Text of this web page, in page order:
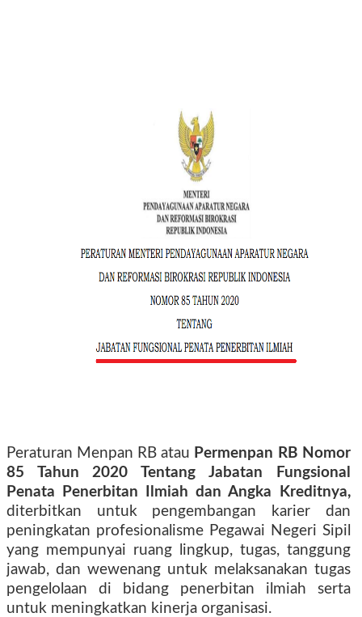
Peraturan Menpan RB atau Permenpan RB Nomor
85 Tahun 2020 Tentang Jabatan Fungsional
Penata Penerbitan Ilmiah dan Angka Kreditnya,
diterbitkan untuk pengembangan karier dan
peningkatan profesionalisme Pegawai Negeri Sipil
yang mempunyai ruang lingkup, tugas, tanggung
jawab, dan wewenang untuk melaksanakan tugas
pengelolaan di bidang penerbitan ilmiah serta
untuk meningkatkan kinerja organisasi.